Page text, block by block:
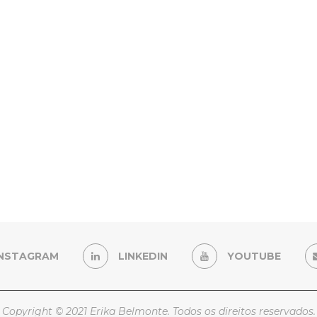
LINKEDIN YOUTUBE
Copyright © 2021 Erika Belmonte. Todos os direitos reservados.